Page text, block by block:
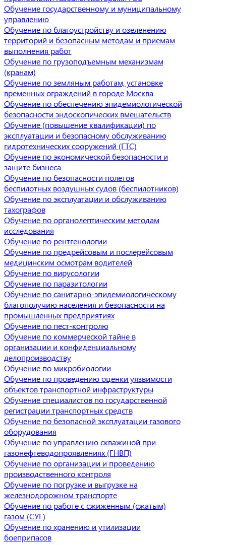
Обучение государственному и муниципальному
управлению
Обучение по благоустройству и озеленению
территорий и безопасным методам и приемам
выполнения работ
Обучение по грузоподъемным механизмам
(кранам)
Обучение по земляным работам, установке
временных ограждений в городе Москва
Обучение по обеспечению эпидемиологической
безопасности эндоскопических вмешательств
Обучение (повышение квалификации) по
эксплуатации и безопасному обслуживанию
гидротехнических сооружений (ГТС)
Обучение по экономической безопасности и
защите бизнеса
Обучение по безопасности полетов
беспилотных воздушных судов (беспилотников)
Обучение по эксплуатации и обслуживанию
тахографов
Обучение по органолептическим методам
исследования
Обучение по рентгенологии
Обучение по предрейсовым и послерейсовым
медицинским осмотрам водителей
Обучение по вирусологии
Обучение по паразитологии
Обучение по санитарно-эпидемиологическому
благополучию населения и безопасности на
промышленных предприятиях
Обучение по пест-контролю
Обучение по коммерческой тайне в
организации и конфиденциальному
делопроизводству
Обучение по микробиологии
Обучение по проведению оценки уязвимости
объектов транспортной инфраструктуры
Обучение специалистов по государственной
регистрации транспортных средств
Обучение по безопасной эксплуатации газового
оборудования
Обучение по управлению скважиной при
газонефтеводопроявлениях (ГНВП)
Обучение по организации и проведению
производственного контроля
Обучение по погрузке и выгрузке на
железнодорожном транспорте
Обучение по работе с сжиженным (сжатым)
газом (СУГ)
Обучение по хранению и утилизации
боеприпасов